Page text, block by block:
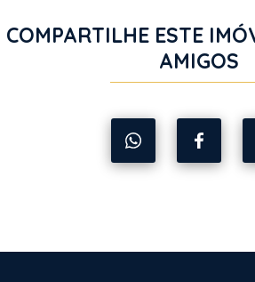
COMPARTILHE ESTE
AMIGOS